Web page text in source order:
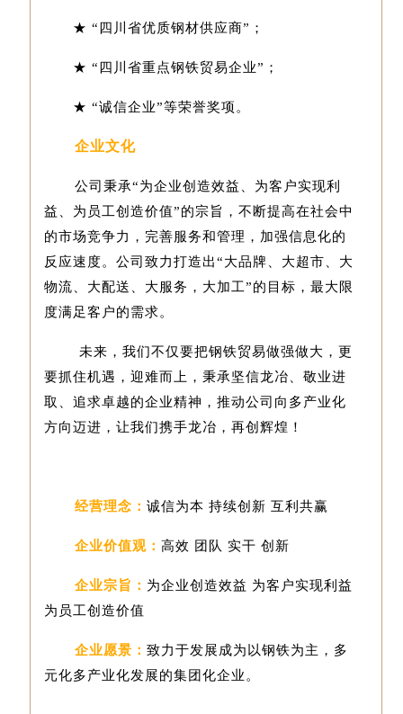
★ “四川省优质钢材供应商”；
★ “四川省重点钢铁贸易企业”；
★ “诚信企业”等荣誉奖项。
企业文化
公司秉承“为企业创造效益、为客户实现利
益、为员工创造价值”的宗旨，不断提高在社会中
的市场竞争力，完善服务和管理，加强信息化的
反应速度。公司致力打造出“大品牌、大超市、大
物流、大配送、大服务，大加工”的目标，最大限
度满足客户的需求。
未来，我们不仅要把钢铁贸易做强做大，更
要抓住机遇，迎难而上，秉承坚信龙冶、敬业进
取、追求卓越的企业精神，推动公司向多产业化
方向迈进，让我们携手龙冶，再创辉煌！
经营理念： 诚信为本 持续创新 互利共赢
企业价值观： 高效 团队 实干 创新
企业宗旨： 为企业创造效益 为客户实现利益
为员工创造价值
企业愿景： 致力于发展成为以钢铁为主，多
元化多产业化发展的集团化企业。